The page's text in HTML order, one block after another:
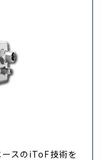
スのiToF技術を